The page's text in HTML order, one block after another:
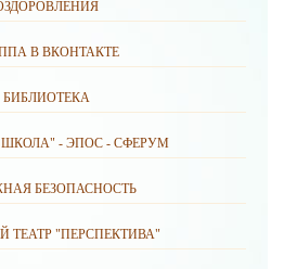
В ВКОНТАКТЕ
БИБЛИОТЕКА
- ЭПОС - СФЕРУМ
БЕЗОПАСНОСТЬ
ТЕАТР "ПЕРСПЕКТИВА"